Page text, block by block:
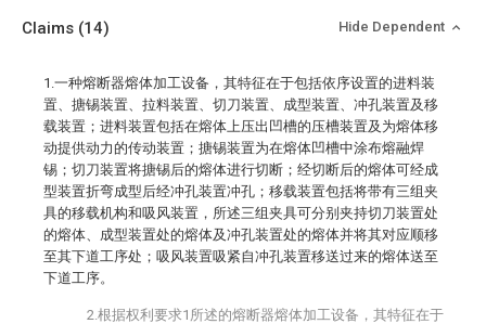
Claims (14) Hide Dependent
1.一种熔断器熔体加工设备，其特征在于包括依序设置的进料装
置、搪锡装置、拉料装置、切刀装置、成型装置、冲孔装置及移
载装置；进料装置包括在熔体上压出凹槽的压槽装置及为熔体移
动提供动力的传动装置；搪锡装置为在熔体凹槽中涂布熔融焊
锡；切刀装置将搪锡后的熔体进行切断；经切断后的熔体可经成
型装置折弯成型后经冲孔装置冲孔；移载装置包括将带有三组夹
具的移载机构和吸风装置，所述三组夹具可分别夹持切刀装置处
的熔体、成型装置处的熔体及冲孔装置处的熔体并将其对应顺移
至其下道工序处；吸风装置吸紧自冲孔装置移送过来的熔体送至
下道工序。
2.根据权利要求1所述的熔断器熔体加工设备，其特征在于